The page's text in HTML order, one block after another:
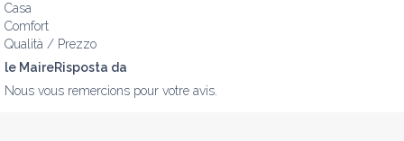
Casa
Comfort
Qualità / Prezzo
le MaireRisposta da
Nous vous remercions pour votre avis.